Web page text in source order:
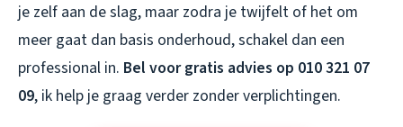
je zelf aan de slag, maar zodra je twijfelt of het om
meer gaat dan basis onderhoud, schakel dan een
professional in. Bel voor gratis advies op 010 321 07
09, ik help je graag verder zonder verplichtingen.